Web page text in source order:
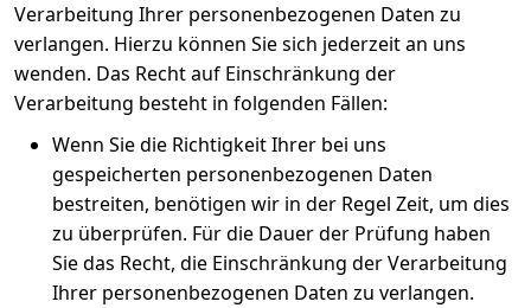
Verarbeitung Ihrer personenbezogenen Daten zu
verlangen. Hierzu können Sie sich jederzeit an uns
wenden. Das Recht auf Einschränkung der
Verarbeitung besteht in folgenden Fällen:
Wenn Sie die Richtigkeit Ihrer bei uns
gespeicherten personenbezogenen Daten
bestreiten, benötigen wir in der Regel Zeit, um dies
zu überprüfen. Für die Dauer der Prüfung haben
Sie das Recht, die Einschränkung der Verarbeitung
Ihrer personenbezogenen Daten zu verlangen.